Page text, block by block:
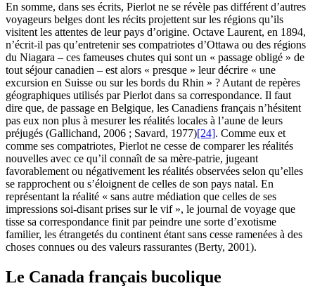
En somme, dans ses écrits, Pierlot ne se révèle pas différent d’autres
voyageurs belges dont les récits projettent sur les régions qu’ils
visitent les attentes de leur pays d’origine. Octave Laurent, en 1894,
n’écrit-il pas qu’entretenir ses compatriotes d’Ottawa ou des régions
du Niagara – ces fameuses chutes qui sont un « passage obligé » de
tout séjour canadien – est alors « presque » leur décrire « une
excursion en Suisse ou sur les bords du Rhin » ? Autant de repères
géographiques utilisés par Pierlot dans sa correspondance. Il faut
dire que, de passage en Belgique, les Canadiens français n’hésitent
pas eux non plus à mesurer les réalités locales à l’aune de leurs
préjugés (Gallichand, 2006 ; Savard, 1977)[24]. Comme eux et
comme ses compatriotes, Pierlot ne cesse de comparer les réalités
nouvelles avec ce qu’il connaît de sa mère-patrie, jugeant
favorablement ou négativement les réalités observées selon qu’elles
se rapprochent ou s’éloignent de celles de son pays natal. En
représentant la réalité « sans autre médiation que celles de ses
impressions soi-disant prises sur le vif », le journal de voyage que
tisse sa correspondance finit par peindre une sorte d’exotisme
familier, les étrangetés du continent étant sans cesse ramenées à des
choses connues ou des valeurs rassurantes (Berty, 2001).
Le Canada français bucolique